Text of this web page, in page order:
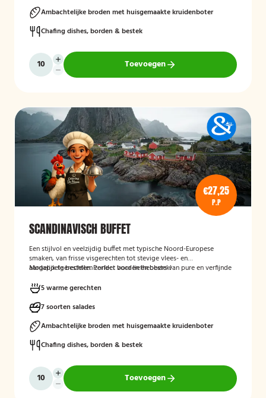
Ambachtelijke broden met huisgemaakte kruidenboter
Chafing dishes, borden & bestek
Toevoegen
€27,25
P.P
SCANDINAVISCH BUFFET
Een stijlvol en veelzijdig buffet met typische Noord-Europese
smaken, van frisse visgerechten tot stevige vlees- en
aardappelgerechten. Perfect voor liefhebbers van pure en verfijnde
Mogelijk te bestellen zonder borden en bestek!
5 warme gerechten
7 soorten salades
Ambachtelijke broden met huisgemaakte kruidenboter
Chafing dishes, borden & bestek
Toevoegen